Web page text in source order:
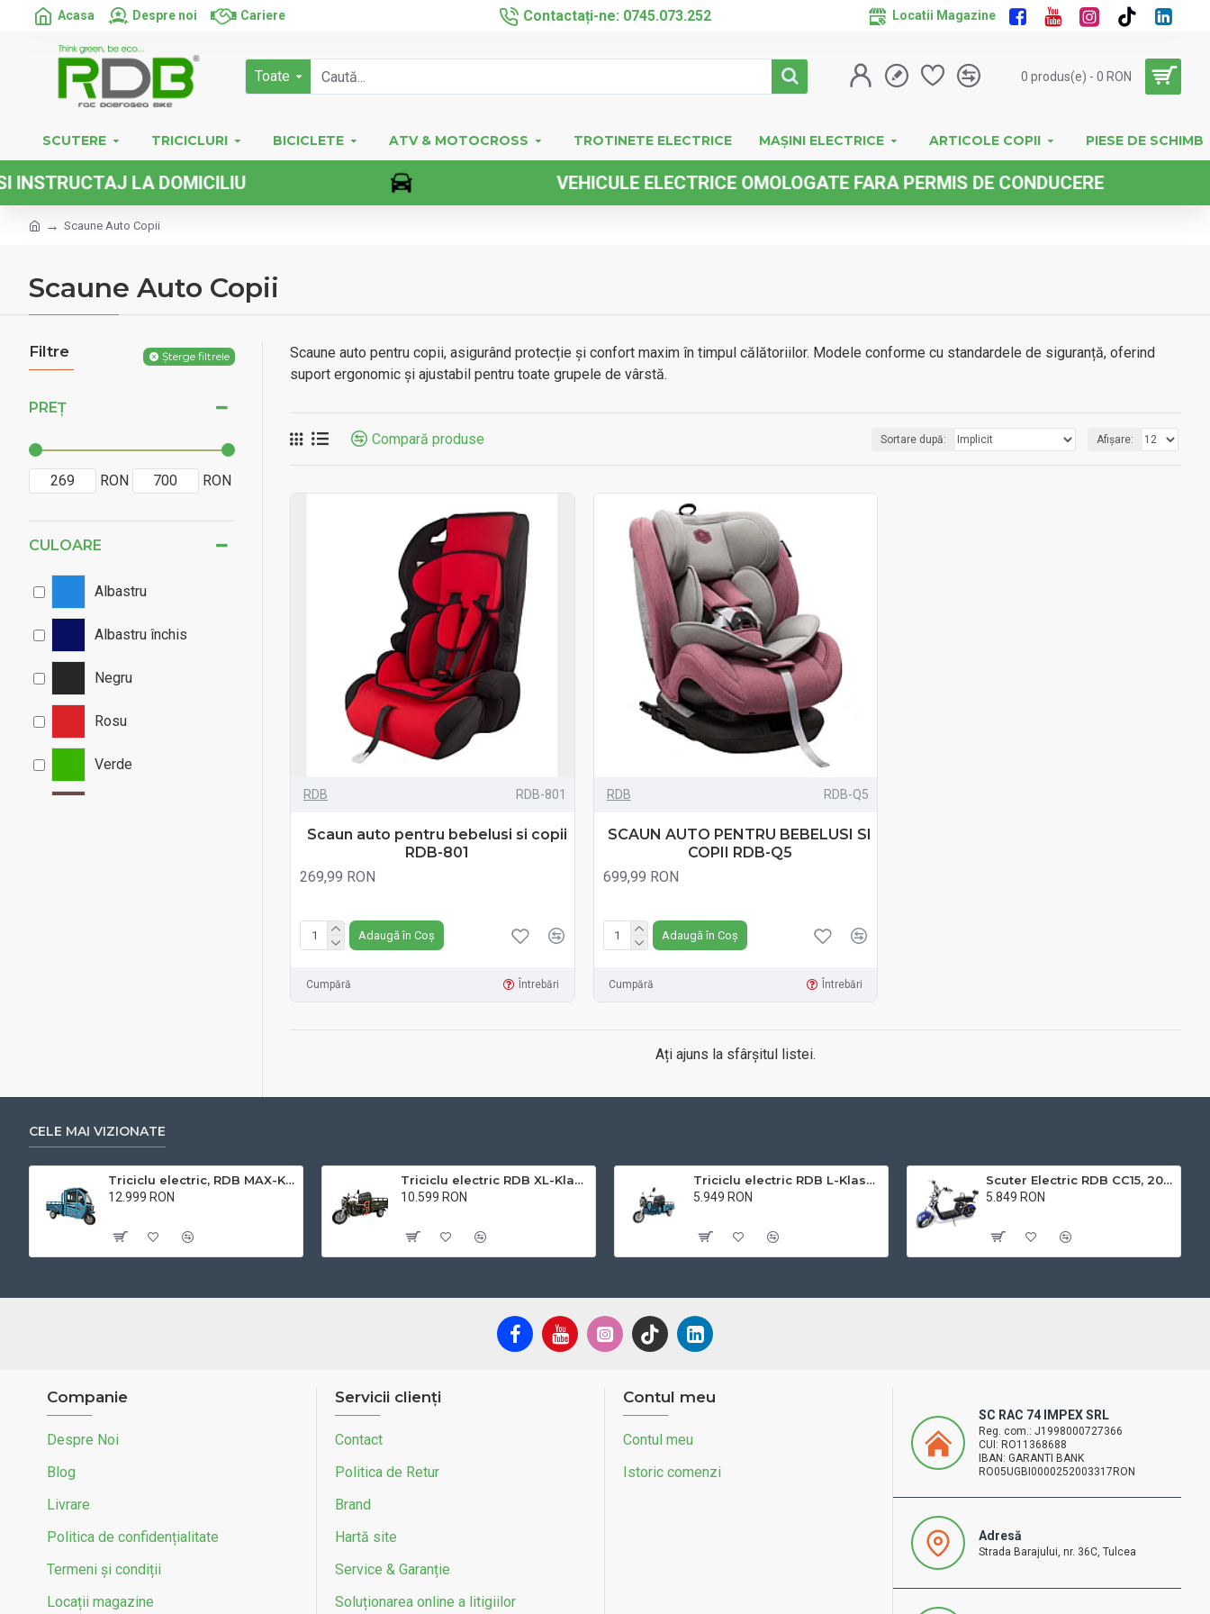
Acasa Despre noi Cariere Contactați-ne: 0745.073.252 Locatii Magazine
Toate 0 produs(e) - 0 RON
SCUTERE TRICICLURI BICICLETE ATV & MOTOCROSS TROTINETE ELECTRICE MAȘINI ELECTRICE ARTICOLE COPII PIESE DE SCHIMB
LA DOMICILIU VEHICULE ELECTRICE OMOLOGATE FARA PERMIS DE CONDUCERE
Scaune Auto Copii
Scaune Auto Copii
Filtre Șterge filtrele
PREȚ
RON RON
CULOARE
Albastru
Albastru închis
Negru
Rosu
Verde
Scaune auto pentru copii, asigurând protecție și confort maxim în timpul călătoriilor. Modele conforme cu standardele de siguranță, oferind
suport ergonomic și ajustabil pentru toate grupele de vârstă.
Compară produse Sortare după: Afișare:
RDB RDB-801
Scaun auto pentru bebelusi si copii
RDB-801
269,99 RON
Adaugă în Coș
Cumpără Întrebări
RDB RDB-Q5
SCAUN AUTO PENTRU BEBELUSI SI
COPII RDB-Q5
699,99 RON
Adaugă în Coș
Cumpără Întrebări
Ați ajuns la sfârșitul listei.
CELE MAI VIZIONATE
Triciclu electric, RDB MAX-Klass4, acoperis inchis, fara permis, 72V 32Ah, 4000W, 25km/h
12.999 RON
Triciclu electric RDB XL-Klass4, GRANDE 4000W, 72V 45Ah, 25km/h
10.599 RON
Triciclu electric RDB L-Klass4 fara permis, 1350W, 25 km/h
5.949 RON
Scuter Electric RDB CC15, 2000W, fara permis, 25km/h
5.849 RON
Companie
Despre Noi
Blog
Livrare
Politica de confidențialitate
Termeni și condiții
Locații magazine
Servicii clienți
Contact
Politica de Retur
Brand
Hartă site
Service & Garanție
Soluționarea online a litigiilor
Contul meu
Contul meu
Istoric comenzi
SC RAC 74 IMPEX SRL
Reg. com.: J1998000727366
CUI: RO11368688
IBAN: GARANTI BANK
RO05UGBI0000252003317RON
Adresă
Strada Barajului, nr. 36C, Tulcea